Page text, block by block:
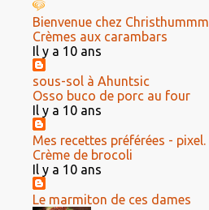
Bienvenue chez Christhummm
Crèmes aux carambars
Il y a 10 ans
sous-sol à Ahuntsic
Osso buco de porc au four
Il y a 10 ans
Mes recettes préférées - pixel.
Crème de brocoli
Il y a 10 ans
Le marmiton de ces dames